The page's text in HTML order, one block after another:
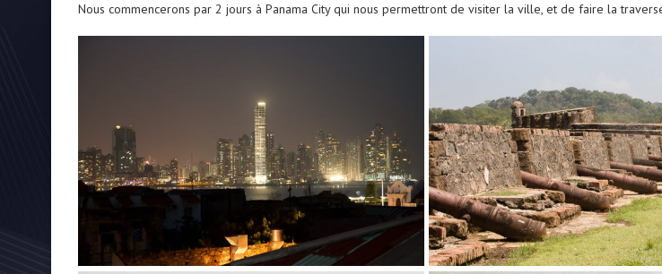
Nous commencerons par 2 jours à Panama City qui nous permettront de visiter la ville, et de faire la